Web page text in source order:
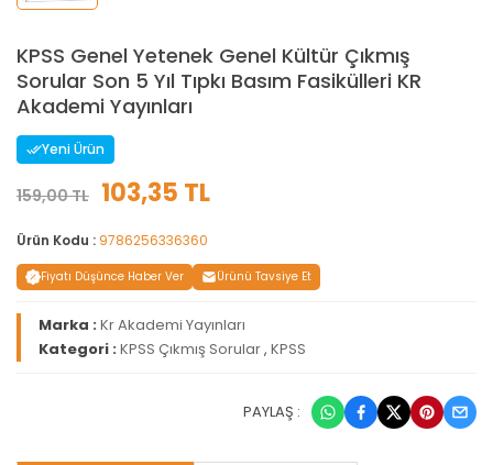
KPSS Genel Yetenek Genel Kültür Çıkmış
Sorular Son 5 Yıl Tıpkı Basım Fasikülleri KR
Akademi Yayınları
Yeni Ürün
159,00 TL 103,35 TL
Ürün Kodu : 9786256336360
Fiyatı Düşünce Haber Ver Ürünü Tavsiye Et
Marka :Kr Akademi Yayınları
Kategori :KPSS Çıkmış Sorular, KPSS
PAYLAŞ :